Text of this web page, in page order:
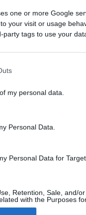
one or more Google
your visit or usage
tags to use your
my personal data.
Personal Data.
Personal Data for
Retention, Sale, and/
with the Purposes